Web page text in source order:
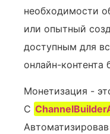
необходимости
или опытный
доступным для
онлайн-контента
Монетизация -
С